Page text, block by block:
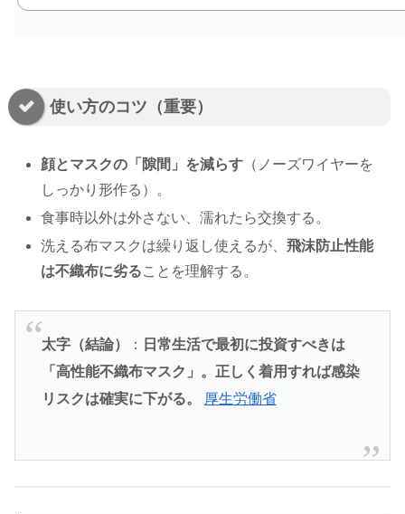
使い方のコツ（重要）
顔とマスクの「隙間」を減らす （ノーズワイヤーを
しっかり形作る）。
食事時以外は外さない、濡れたら交換する。
洗える布マスクは繰り返し使えるが、飛沫防止性能
は不織布に劣ることを理解する。
太字（結論） ：
日常生活で最初に投資すべきは
「高性能不織布マスク」。正しく着用すれば感染
リスクは確実に下がる。
厚生労働省